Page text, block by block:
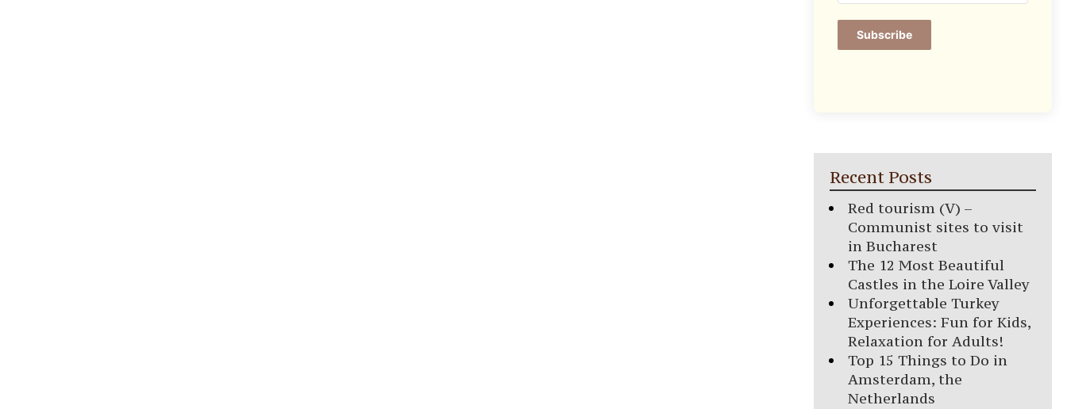
Subscribe
Recent Posts
Red tourism (V) –
Communist sites to visit
in Bucharest
The 12 Most Beautiful
Castles in the Loire Valley
Unforgettable Turkey
Experiences: Fun for Kids,
Relaxation for Adults!
Top 15 Things to Do in
Amsterdam, the
Netherlands